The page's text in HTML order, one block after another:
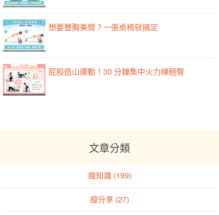
想要豐胸美臂？一張桌椅就搞定
屁股造山運動！30 分鐘集中火力練翹臀
文章分類
瘦知識 (199)
瘦分享 (27)